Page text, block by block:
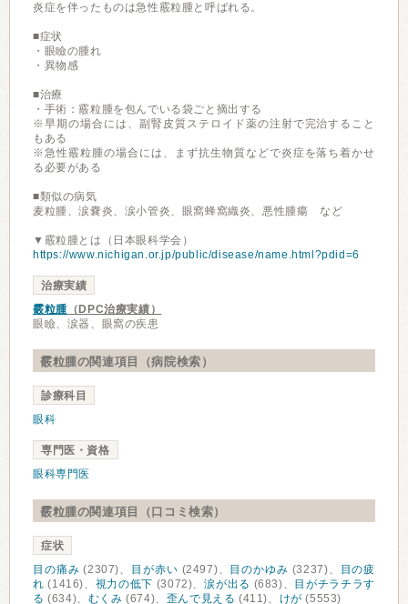
炎症を伴ったものは急性霰粒腫と呼ばれる。
■症状
・眼瞼の腫れ
・異物感
■治療
・手術：霰粒腫を包んでいる袋ごと摘出する
※早期の場合には、副腎皮質ステロイド薬の注射で完治すること
もある
※急性霰粒腫の場合には、まず抗生物質などで炎症を落ち着かせ
る必要がある
■類似の病気
麦粒腫、涙嚢炎、涙小管炎、眼窩蜂窩織炎、悪性腫瘍 など
▼霰粒腫とは（日本眼科学会）
https://www.nichigan.or.jp/public/disease/name.html?pdid=6
治療実績
霰粒腫（DPC治療実績）
眼瞼、涙器、眼窩の疾患
霰粒腫の関連項目（病院検索）
診療科目
眼科
専門医・資格
眼科専門医
霰粒腫の関連項目（口コミ検索）
症状
目の痛み (2307)、 目が赤い (2497)、 目のかゆみ (3237)、
目の疲
れ (1416)、 視力の低下 (3072)、涙が出る (683)、
目がチラチラす
る (634)、 むくみ (674)、 歪んで見える (411)、 けが (5553)